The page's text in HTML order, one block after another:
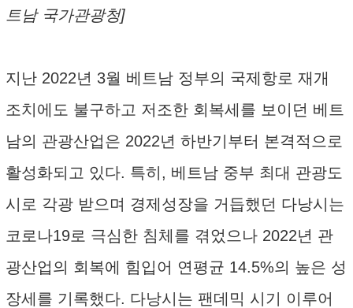
트남 국가관광청]
지난 2022년 3월 베트남 정부의 국제항로 재개
조치에도 불구하고 저조한 회복세를 보이던 베트
남의 관광산업은 2022년 하반기부터 본격적으로
활성화되고 있다. 특히, 베트남 중부 최대 관광도
시로 각광 받으며 경제성장을 거듭했던 다낭시는
코로나19로 극심한 침체를 겪었으나 2022년 관
광산업의 회복에 힘입어 연평균 14.5%의 높은 성
장세를 기록했다. 다낭시는 팬데믹 시기 이루어